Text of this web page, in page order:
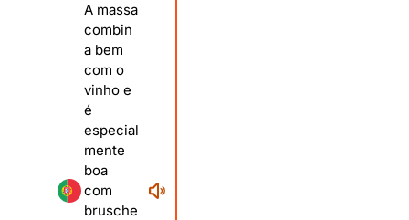
A massa
combin
a bem
com o
vinho e
é
especial
mente
boa
com
brusche